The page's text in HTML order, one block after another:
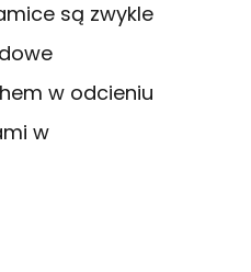
są zwykle
w odcieniu
w